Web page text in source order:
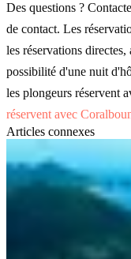
Des questions ?
de contact. Les
les réservations
possibilité d'une nuit
les plongeurs réservent
réservent avec
Articles connexes